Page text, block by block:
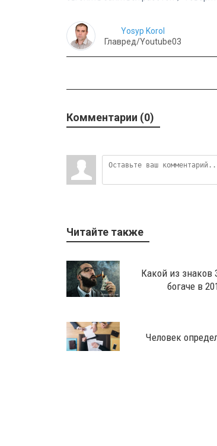
Yosyp Korol
Главред/Youtube03
Комментарии (0)
Читайте также
Какой из знаков
богаче в
Человек